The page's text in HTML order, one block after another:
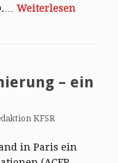
Weiterlesen
– ein
KFSR
in Paris ein